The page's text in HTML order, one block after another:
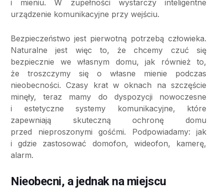
i mieniu. W zupełności wystarczy inteligentne
urządzenie komunikacyjne przy wejściu.
Bezpieczeństwo jest pierwotną potrzebą człowieka.
Naturalne jest więc to, że chcemy czuć się
bezpiecznie we własnym domu, jak również to,
że troszczymy się o własne mienie podczas
nieobecności. Czasy krat w oknach na szczęście
minęły, teraz mamy do dyspozycji nowoczesne
i estetyczne systemy komunikacyjne, które
zapewniają skuteczną ochronę domu
przed nieproszonymi gośćmi. Podpowiadamy: jak
i gdzie zastosować domofon, wideofon, kamerę,
alarm.
Nieobecni, a jednak na miejscu